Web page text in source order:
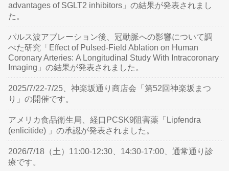
advantages of SGLT2 inhibitors」の結果が発表されまし
た。
パルス波アブレーション後、冠動脈への影響について調
べた研究「Effect of Pulsed-Field Ablation on Human
Coronary Arteries: A Longitudinal Study With Intracoronary
Imaging」の結果が発表されました。
2025/7/22-7/25、神楽坂通り商店会「第52回神楽坂まつ
り」の開催です。
アメリカ食品衛生局、経口PCSK9阻害薬「Lipfendra
(enlicitide) 」の承認が発表されました。
2026/7/18（土）11:00-12:30、14:30-17:00、通常通り診
療です。